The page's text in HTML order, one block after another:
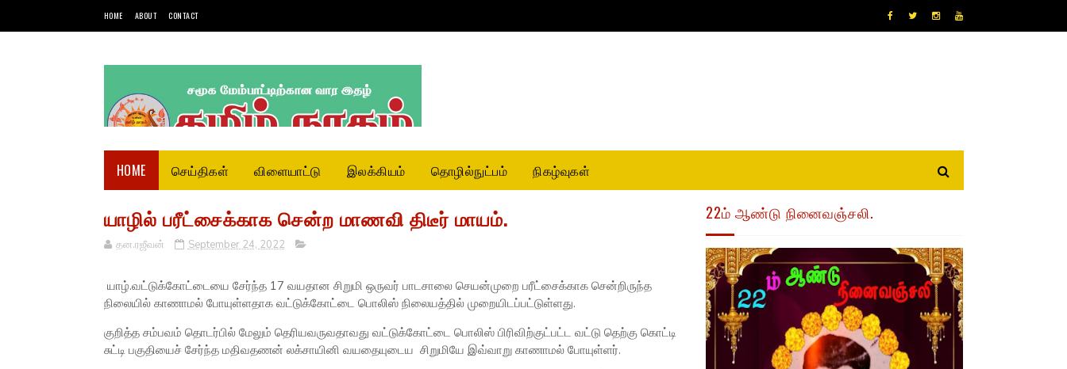
HOME ABOUT CONTACT
HOME செய்திகள் விளையாட்டு இலக்கியம் தொழில்நுட்பம் நிகழ்வுகள்
யாழில் பரீட்சைக்காக சென்ற மாணவி திடீர் மாயம்.
தன.ரஜீவன் September 24, 2022
யாழ்.வட்டுக்கோட்டையை சேர்ந்த 17 வயதான சிறுமி ஒருவர் பாடசாலை செயன்முறை பரீட்சைக்காக சென்றிருந்த
நிலையில் காணாமல் போயுள்ளதாக வட்டுக்கோட்டை பொலிஸ் நிலையத்தில் முறையிடப்பட்டுள்ளது.
குறித்த சம்பவம் தொடர்பில் மேலும் தெரியவருவதாவது வட்டுக்கோட்டை பொலிஸ் பிரிவிற்குட்பட்ட வட்டு தெற்கு கொட்டி
சுட்டி பகுதியைச் சேர்ந்த மதிவதணன் லக்சாயினி வயதையுடைய சிறுமியே இவ்வாறு காணாமல் போயுள்ளர்.
22ம் ஆண்டு நினைவஞ்சலி.